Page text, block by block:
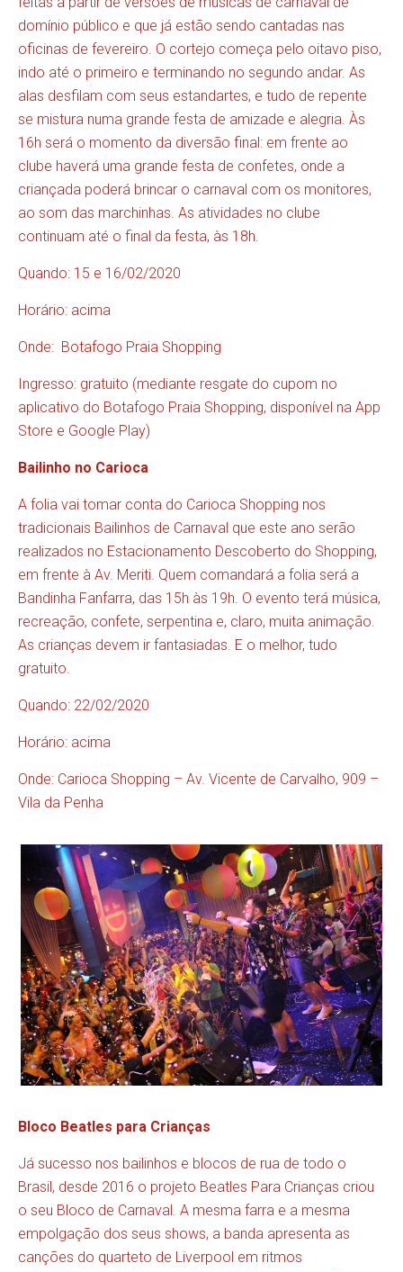
domínio público e que já estão sendo cantadas nas
oficinas de fevereiro. O cortejo começa pelo oitavo piso,
indo até o primeiro e terminando no segundo andar. As
alas desfilam com seus estandartes, e tudo de repente
se mistura numa grande festa de amizade e alegria. Às
16h será o momento da diversão final: em frente ao
clube haverá uma grande festa de confetes, onde a
criançada poderá brincar o carnaval com os monitores,
ao som das marchinhas. As atividades no clube
continuam até o final da festa, às 18h.
Quando: 15 e 16/02/2020
Horário: acima
Onde: Botafogo Praia Shopping
Ingresso: gratuito (mediante resgate do cupom no
aplicativo do Botafogo Praia Shopping, disponível na App
Store e Google Play)
Bailinho no Carioca
A folia vai tomar conta do Carioca Shopping nos
tradicionais Bailinhos de Carnaval que este ano serão
realizados no Estacionamento Descoberto do Shopping,
em frente à Av. Meriti. Quem comandará a folia será a
Bandinha Fanfarra, das 15h às 19h. O evento terá música,
recreação, confete, serpentina e, claro, muita animação.
As crianças devem ir fantasiadas. E o melhor, tudo
gratuito.
Quando: 22/02/2020
Horário: acima
Onde: Carioca Shopping – Av. Vicente de Carvalho, 909 –
Vila da Penha
Bloco Beatles para Crianças
Já sucesso nos bailinhos e blocos de rua de todo o
Brasil, desde 2016 o projeto Beatles Para Crianças criou
o seu Bloco de Carnaval. A mesma farra e a mesma
empolgação dos seus shows, a banda apresenta as
canções do quarteto de Liverpool em ritmos